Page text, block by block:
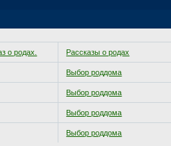
о родах. Рассказы о родах
Выбор роддома
Выбор роддома
Выбор роддома
Выбор роддома